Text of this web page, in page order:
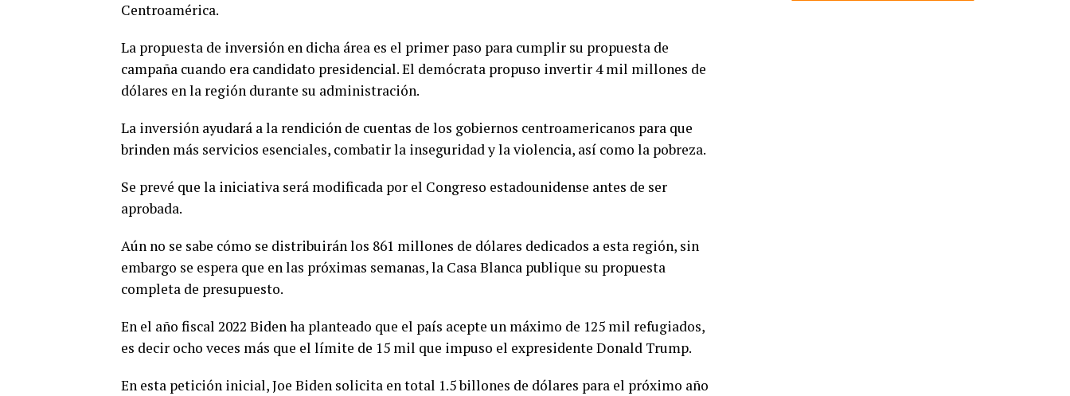
Centroamérica.
La propuesta de inversión en dicha área es el primer paso para cumplir su propuesta de
campaña cuando era candidato presidencial. El demócrata propuso invertir 4 mil millones de
dólares en la región durante su administración.
La inversión ayudará a la rendición de cuentas de los gobiernos centroamericanos para que
brinden más servicios esenciales, combatir la inseguridad y la violencia, así como la pobreza.
Se prevé que la iniciativa será modificada por el Congreso estadounidense antes de ser
aprobada.
Aún no se sabe cómo se distribuirán los 861 millones de dólares dedicados a esta región, sin
embargo se espera que en las próximas semanas, la Casa Blanca publique su propuesta
completa de presupuesto.
En el año fiscal 2022 Biden ha planteado que el país acepte un máximo de 125 mil refugiados,
es decir ocho veces más que el límite de 15 mil que impuso el expresidente Donald Trump.
En esta petición inicial, Joe Biden solicita en total 1.5 billones de dólares para el próximo año